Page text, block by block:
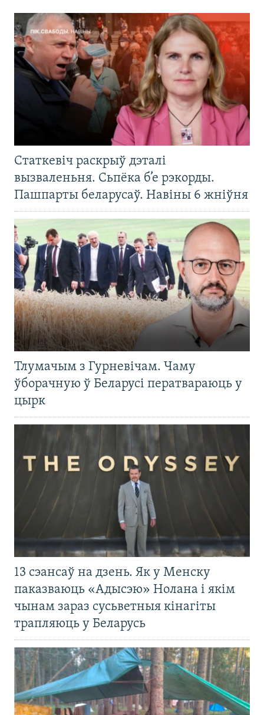
Статкевіч раскрыў дэталі
вызваленьня. Сьпёка б’е рэкорды.
Пашпарты беларусаў. Навіны 6 жніўня
Тлумачым з Гурневічам. Чаму
ўборачную ў Беларусі ператвараюць у
цырк
13 сэансаў на дзень. Як у Менску
паказваюць «Адысэю» Нолана і якім
чынам зараз сусьветныя кінагіты
трапляюць у Беларусь